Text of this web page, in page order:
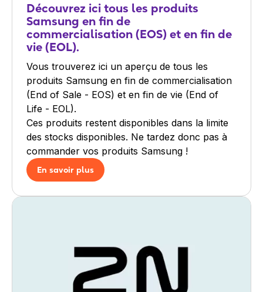
Découvrez ici tous les produits
Samsung en fin de
commercialisation (EOS) et en fin de
vie (EOL).
Vous trouverez ici un aperçu de tous les
produits Samsung en fin de commercialisation
(End of Sale - EOS) et en fin de vie (End of
Life - EOL).
Ces produits restent disponibles dans la limite
des stocks disponibles. Ne tardez donc pas à
commander vos produits Samsung !
En savoir plus